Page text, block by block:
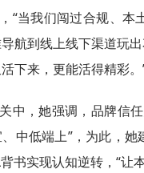
“当我们闯过合规、本
航到线上线下渠道玩
下来，更能活得精彩。
中，她强调，品牌信
中低端上”，为此，
书实现认知逆转，“让